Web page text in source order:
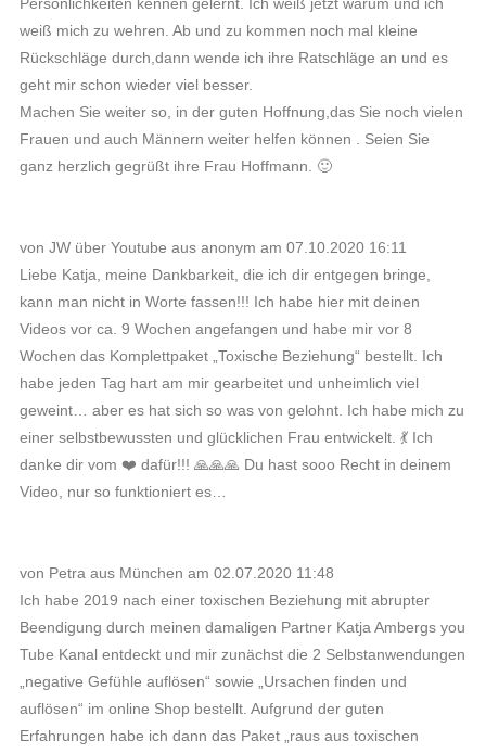
weiß mich zu wehren. Ab und zu kommen noch mal kleine
Rückschläge durch,dann wende ich ihre Ratschläge an und es
geht mir schon wieder viel besser.
Machen Sie weiter so, in der guten Hoffnung,das Sie noch vielen
Frauen und auch Männern weiter helfen können . Seien Sie
ganz herzlich gegrüßt ihre Frau Hoffmann. 🙂
von JW über Youtube aus anonym am 07.10.2020 16:11
Liebe Katja, meine Dankbarkeit, die ich dir entgegen bringe,
kann man nicht in Worte fassen!!! Ich habe hier mit deinen
Videos vor ca. 9 Wochen angefangen und habe mir vor 8
Wochen das Komplettpaket „Toxische Beziehung“ bestellt. Ich
habe jeden Tag hart am mir gearbeitet und unheimlich viel
geweint… aber es hat sich so was von gelohnt. Ich habe mich zu
einer selbstbewussten und glücklichen Frau entwickelt. 💃 Ich
danke dir vom ❤️ dafür!!! 🙏🙏🙏 Du hast sooo Recht in deinem
Video, nur so funktioniert es…
von Petra aus München am 02.07.2020 11:48
Ich habe 2019 nach einer toxischen Beziehung mit abrupter
Beendigung durch meinen damaligen Partner Katja Ambergs you
Tube Kanal entdeckt und mir zunächst die 2 Selbstanwendungen
„negative Gefühle auflösen“ sowie „Ursachen finden und
auflösen“ im online Shop bestellt. Aufgrund der guten
Erfahrungen habe ich dann das Paket „raus aus toxischen